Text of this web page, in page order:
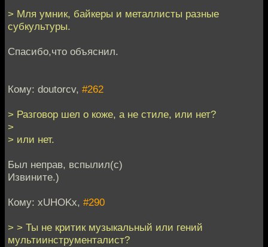
> Мля умник, байкеры и металлисты разные
субкультуры.
Спасибо,что объяснил.
Кому: doutorcv, #262
> Разговор шел о коже, а не стиле, или нет?
>
> или нет.
Был неправ, вспылил(с)
Извините.)
Кому: xUHOKx, #290
> > Ты не критик музыкальный или гений
мультиинструменталист?